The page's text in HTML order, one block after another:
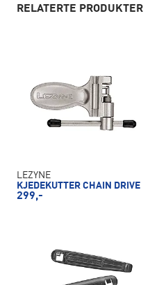
RELATERTE PRODUKTER
LEZYNE
KJEDEKUTTER CHAIN DRIVE
299,-